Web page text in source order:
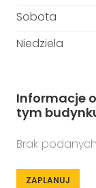
Sobota
Niedziela
Informacje
tym
Brak
ZAPLANUJ